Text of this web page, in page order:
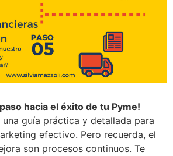
hacia el éxito de tu Pyme!
guía práctica y detallada para
efectivo. Pero recuerda, el
son procesos continuos. Te